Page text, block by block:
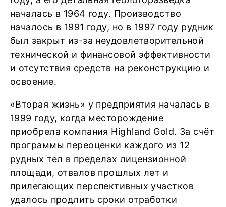
началась в 1964 году. Производство
началось в 1991 году, но в 1997 году рудник
был закрыт из-за неудовлетворительной
технической и финансовой эффективности
и отсутствия средств на реконструкцию и
освоение.
«Вторая жизнь» у предприятия началась в
1999 году, когда месторождение
приобрела компания Highland Gold. За счёт
программы переоценки каждого из 12
рудных тел в пределах лицензионной
площади, отвалов прошлых лет и
прилегающих перспективных участков
удалось продлить сроки отработки